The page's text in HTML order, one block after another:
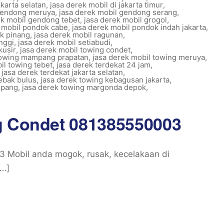
selatan, jasa derek mobil di jakarta timur,
meruya, jasa derek mobil gendong serang,
mobil gendong tebet, jasa derek mobil grogol,
pondok cabe, jasa derek mobil pondok indah jakarta,
pinang, jasa derek mobil ragunan,
, jasa derek mobil setiabudi,
,jasa derek mobil towing condet,
mampang prapatan, jasa derek mobil towing meruya,
towing tebet, jasa derek terdekat 24 jam,
jasa derek terdekat jakarta selatan,
bulus, jasa derek towing kebagusan jakarta,
, jasa derek towing margonda depok,
081385550003
Mobil anda mogok, rusak, kecelakaan di